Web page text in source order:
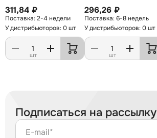
311,84 ₽
2-4 недели
У дистрибьюторов: 0 шт
шт
296,26 ₽
6-8 недель
У дистрибьюторов: 0 шт
шт
Подписаться на рассылку
E-mail*